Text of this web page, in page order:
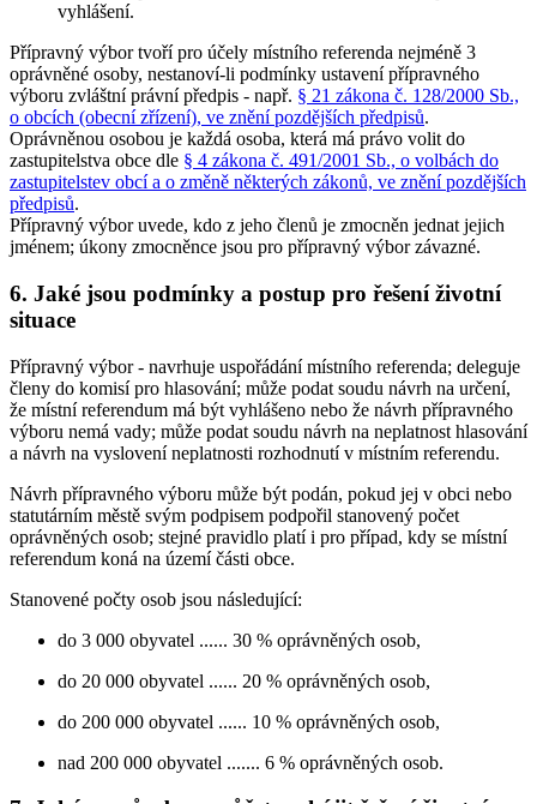
vyhlášení.
Přípravný výbor tvoří pro účely místního referenda nejméně 3
oprávněné osoby, nestanoví-li podmínky ustavení přípravného
výboru zvláštní právní předpis - např. § 21 zákona č. 128/2000 Sb.,
o obcích (obecní zřízení), ve znění pozdějších předpisů.
Oprávněnou osobou je každá osoba, která má právo volit do
zastupitelstva obce dle § 4 zákona č. 491/2001 Sb., o volbách do
zastupitelstev obcí a o změně některých zákonů, ve znění pozdějších
předpisů.
Přípravný výbor uvede, kdo z jeho členů je zmocněn jednat jejich
jménem; úkony zmocněnce jsou pro přípravný výbor závazné.
6. Jaké jsou podmínky a postup pro řešení životní
situace
Přípravný výbor - navrhuje uspořádání místního referenda; deleguje
členy do komisí pro hlasování; může podat soudu návrh na určení,
že místní referendum má být vyhlášeno nebo že návrh přípravného
výboru nemá vady; může podat soudu návrh na neplatnost hlasování
a návrh na vyslovení neplatnosti rozhodnutí v místním referendu.
Návrh přípravného výboru může být podán, pokud jej v obci nebo
statutárním městě svým podpisem podpořil stanovený počet
oprávněných osob; stejné pravidlo platí i pro případ, kdy se místní
referendum koná na území části obce.
Stanovené počty osob jsou následující:
do 3 000 obyvatel ...... 30 % oprávněných osob,
do 20 000 obyvatel ...... 20 % oprávněných osob,
do 200 000 obyvatel ...... 10 % oprávněných osob,
nad 200 000 obyvatel ....... 6 % oprávněných osob.